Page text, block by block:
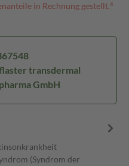
in Rechnung gestellt.⁴
transdermal
GmbH
(Syndrom der